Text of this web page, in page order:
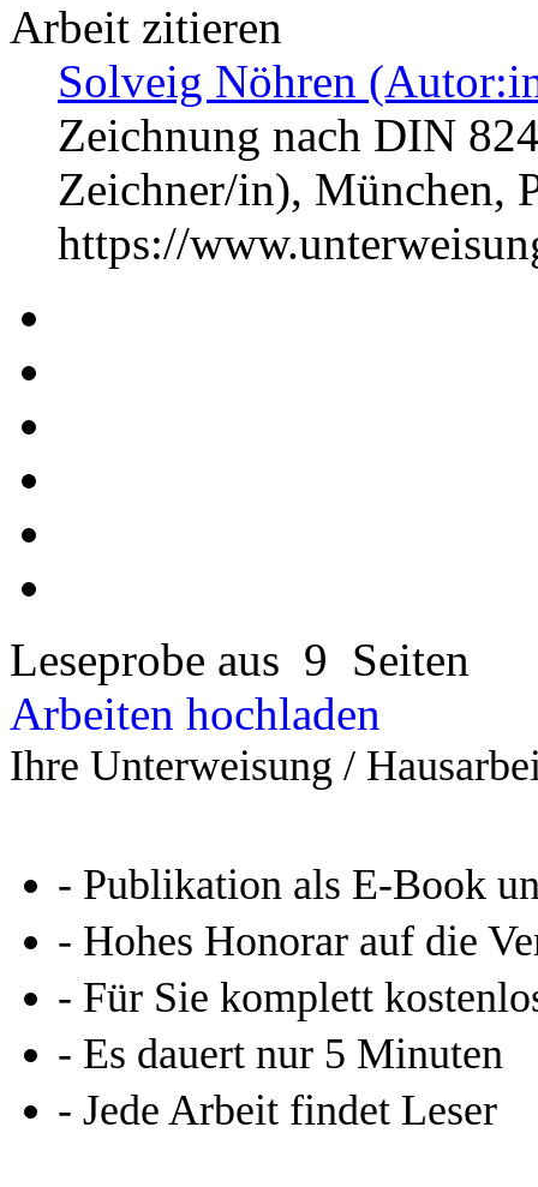
Arbeit zitieren
Solveig Nöhren
Zeichnung nach DIN
Zeichner/in), München,
https://
Leseprobe aus 9 Seiten
Arbeiten hochladen
Ihre Unterweisung /
- Publikation als E-Book
- Hohes Honorar auf die
- Für Sie komplett
- Es dauert nur 5 Minuten
- Jede Arbeit findet Leser